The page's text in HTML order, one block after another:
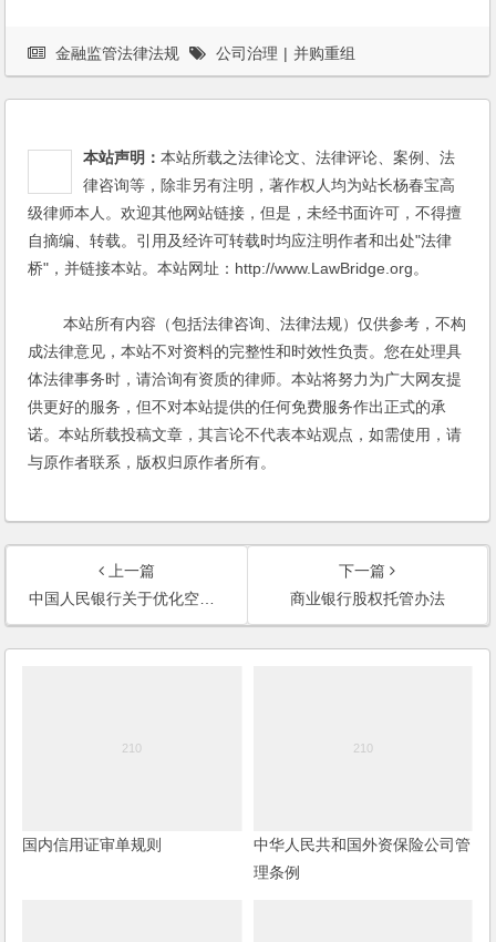
金融监管法律法规 公司治理 | 并购重组
本站声明：本站所载之法律论文、法律评论、案例、法
律咨询等，除非另有注明，著作权人均为站长杨春宝高
级律师本人。欢迎其他网站链接，但是，未经书面许可，不得擅
自摘编、转载。引用及经许可转载时均应注明作者和出处"法律
桥"，并链接本站。本站网址：http://www.LawBridge.org。
本站所有内容（包括法律咨询、法律法规）仅供参考，不构
成法律意见，本站不对资料的完整性和时效性负责。您在处理具
体法律事务时，请洽询有资质的律师。本站将努力为广大网友提
供更好的服务，但不对本站提供的任何免费服务作出正式的承
诺。本站所载投稿文章，其言论不代表本站观点，如需使用，请
与原作者联系，版权归原作者所有。
上一篇
中国人民银行关于优化空头支票违规行为综合治理工作的通知
下一篇
商业银行股权托管办法
国内信用证审单规则
中华人民共和国外资保险公司管
理条例